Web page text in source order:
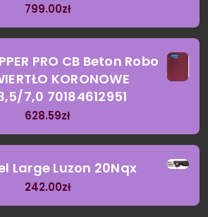
799.00zł
PRO CB Beton Robo
KORONOWE
7,0 70184612951
628.59zł
Large Luzon 20Nqx
242.00zł